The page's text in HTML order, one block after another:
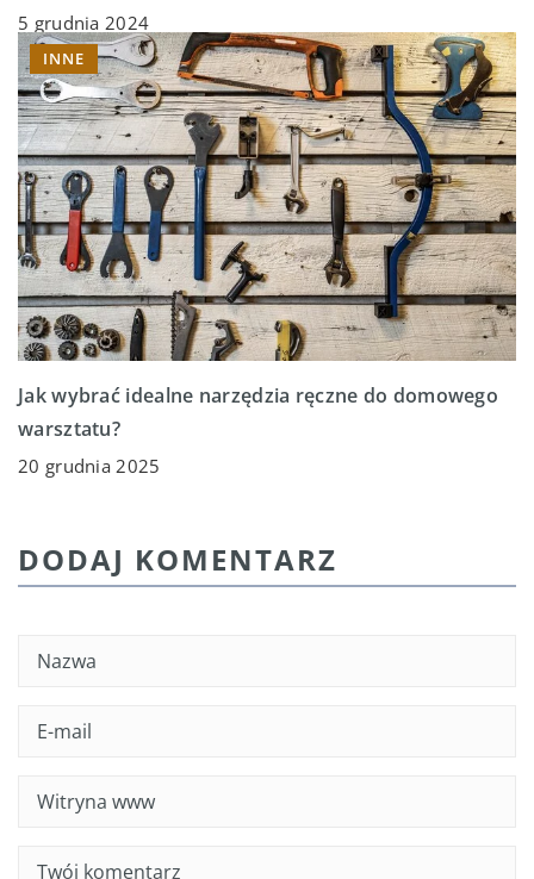
5 grudnia 2024
INNE
Jak wybrać idealne narzędzia ręczne do domowego
warsztatu?
20 grudnia 2025
DODAJ KOMENTARZ